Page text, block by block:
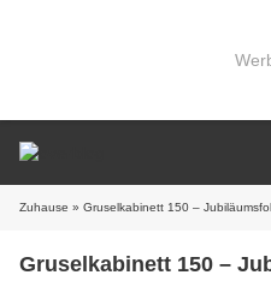
Zuhause » Gruselkabinett 150 –
Gruselkabinett 150 –